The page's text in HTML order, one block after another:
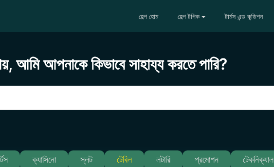
হেল্প হোম হেল্প টপিক টার্মস এন্ড কন্ডিশন
আমি আপনাকে কিভাবে সাহায্য করতে পারি?
ক্যাসিনো স্লট টেবিল লটারি প্রমোশন টেকনিক্যাল